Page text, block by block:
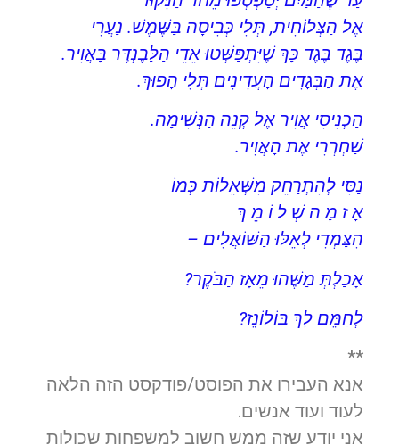
אֶל הַצְּלוֹחִית, תְּלִי כְּבִיסָה בַּשֶּׁמֶשׁ. נַעֲרִי
בֶּגֶד בֶּגֶד כָּךְ שֶׁיִּתְפַּשְּׁטוּ אֵדֵי הַלָּבֶנְדֶּר בָּאֲוִיר.
אֶת הַבְּגָדִים הָעֲדִינִים תְּלִי הָפוּךְ.
הַכְנִיסִי אֲוִיר אֶל קְנֵה הַנְּשִׁימָה.
שַׁחְרְרִי אֶת הָאֲוִיר.
נַסִּי לְהִתְרַחֵק מִשְּׁאֵלוֹת כְּמוֹ
אָ ז מָ ה שְׁ ל וֹ מֵ ךְ
הִצָּמְדִי לְאֵלּוּ הַשּׁוֹאֲלִים –
אָכַלְתְּ מַשֶּׁהוּ מֵאָז הַבֹּקֶר?
לְחַמֵּם לָךְ בּוֹלוֹנֵז?
**
אנא העבירו את הפוסט/פודקסט הזה הלאה
לעוד ועוד אנשים.
אני יודע שזה ממש חשוב למשפחות שכולות